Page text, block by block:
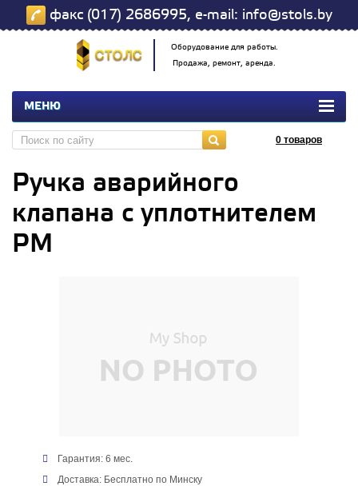
факс (017) 2686995, e-mail: info@stols.by
Оборудование для работы.
Продажа, ремонт, аренда.
МЕНЮ
0 товаров
Ручка аварийного
клапана с уплотнителем
РМ
Гарантия: 6 мес.
Доставка: Бесплатно по Минску